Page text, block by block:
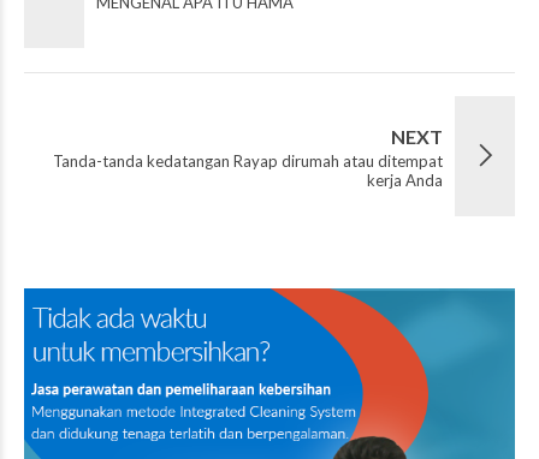
NEXT
Tanda-tanda kedatangan Rayap dirumah atau ditempat
kerja Anda